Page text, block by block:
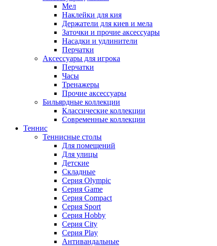
Мел
Наклейки для кия
Держатели для киев и мела
Заточки и прочие аксессуары
Насадки и удлинители
Перчатки
Аксессуары для игрока
Перчатки
Часы
Тренажеры
Прочие аксессуары
Бильярдные коллекции
Классические коллекции
Современные коллекции
Теннис
Теннисные столы
Для помещений
Для улицы
Детские
Складные
Серия Olympic
Серия Game
Серия Compact
Серия Sport
Серия Hobby
Серия City
Серия Play
Антивандальные